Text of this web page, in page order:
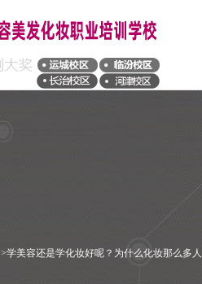
>学美容还是学化妆好呢？为什么化妆那么多